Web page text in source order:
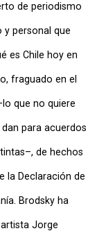
de periodismo
y personal que
es Chile hoy en
fraguado en el
que no quiere
para acuerdos
de hechos
la Declaración de
Brodsky ha
Jorge